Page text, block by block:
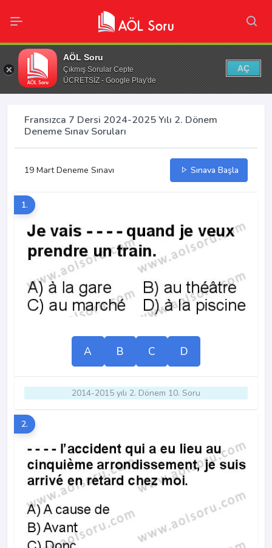
AÖL Soru
Çıkmış Sorular Cepte
ÜCRETSİZ - Google Play'de
AÇ
Fransızca 7 Dersi 2024-2025 Yılı 2. Dönem
Deneme Sınav Soruları
19 Mart Deneme Sınavı Sınava Başla
1.
A B C D
2014-2015 yılı 2. Dönem 10. Soru
2.